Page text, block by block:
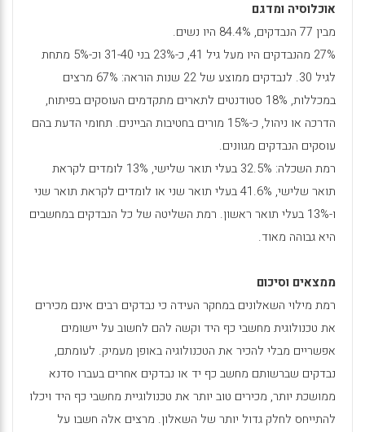
אוכלוסיה ומדגם
מבין 77 הנבדקים, 84.4% היו נשים.
27% מהנבדקים היו מעל גיל 41, כ-23% בני 31-40 וכ-5% מתחת
לגיל 30. לנבדקים ממוצע של 22 שנות הוראה: 67% מרצים
במכללות, 18% סטודנטים לתארים מתקדמים העוסקים בפיתוח,
הדרכה או ניהול, כ-15% מורים בחטיבות הביינים. תחומי הדעת בהם
עוסקים הנבדקים מגוונים.
רמת השכלה: 32.5% בעלי תואר שלישי, 13% לומדים לקראת
תואר שלישי, 41.6% בעלי תואר שני או לומדים לקראת תואר שני
ו-13% בעלי תואר ראשון. רמת השליטה של כל הנבדקים במחשבים
היא גבוהה מאוד.
ממצאים וסיכום
רמת מילוי השאלונים במחקר העידה כי נבדקים רבים אינם מכירים
את טכנולוגית מחשבי כף היד וקשה להם לחשוב על יישומים
אפשריים מבלי להכיר את הטכנולוגיה באופן מעמיק. לעומתם,
נבדקים שברשותם מחשב כף יד או נבדקים אחרים בעברו סדנא
ממושכת יותר, מכירים טוב יותר את טכנולוגיית מחשבי כף היד ויכלו
להתייחס לחלק גדול יותר של השאלון. מרצים אלה חשבו על